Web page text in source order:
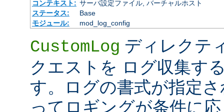
コンテキスト: サーバ設定ファイル, バーチャルホスト
ステータス:
Base
モジュール:
mod_log_config
CustomLog ディレクテ
クエストを ログ収集す
す。ログの書式が指定
ってロギングが条件に